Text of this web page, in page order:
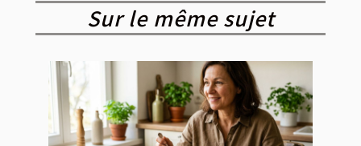
Sur le même sujet